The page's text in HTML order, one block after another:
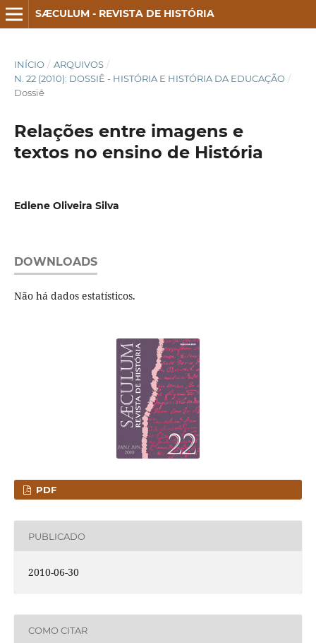
SÆCULUM - REVISTA DE HISTÓRIA
INÍCIO / ARQUIVOS /
N. 22 (2010): DOSSIÊ - HISTÓRIA E HISTÓRIA DA EDUCAÇÃO /
Dossiê
Relações entre imagens e
textos no ensino de História
Edlene Oliveira Silva
DOWNLOADS
Não há dados estatísticos.
PDF
PUBLICADO
2010-06-30
COMO CITAR